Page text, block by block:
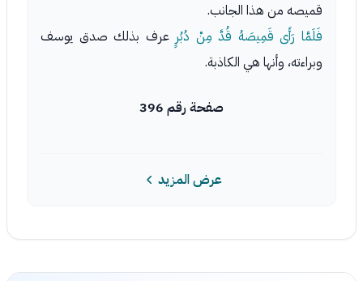
قميصه من هذا الجانب.
فَلَمَّا رَأَى قَمِيصَهُ قُدَّ مِنْ دُبُرٍ عرف بذلك صدق يوسف
وبراءته، وأنها هي الكاذبة.
صفحة رقم 396
عرض المزيد